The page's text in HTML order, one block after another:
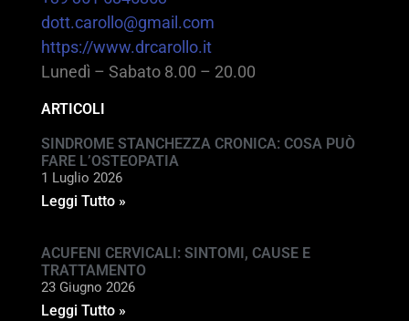
dott.carollo@gmail.com
https://www.drcarollo.it
Lunedì – Sabato 8.00 – 20.00
ARTICOLI
SINDROME STANCHEZZA CRONICA: COSA PUÒ
FARE L’OSTEOPATIA
1 Luglio 2026
Leggi Tutto »
ACUFENI CERVICALI: SINTOMI, CAUSE E
TRATTAMENTO
23 Giugno 2026
Leggi Tutto »